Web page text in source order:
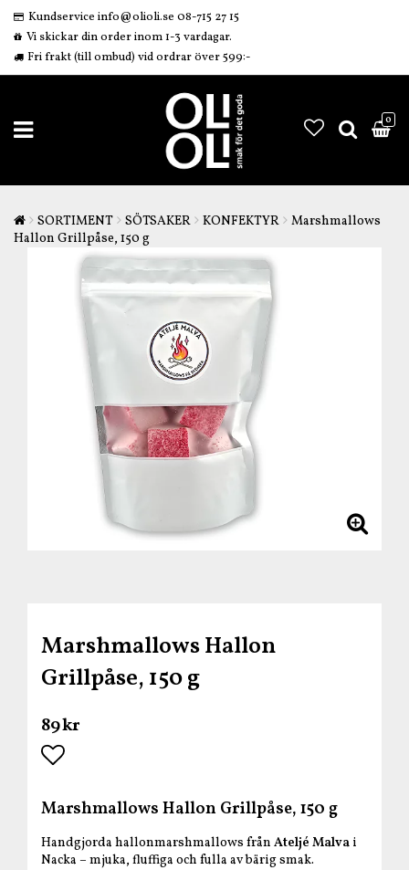
Kundservice info@olioli.se 08-715 27 15
Vi skickar din order inom 1-3 vardagar.
Fri frakt (till ombud) vid ordrar över 599:-
0
SORTIMENT SÖTSAKER KONFEKTYR
Marshmallows
Hallon Grillpåse, 150 g
Marshmallows Hallon
Grillpåse, 150 g
89 kr
Lägg till i favoritlistan
Marshmallows Hallon Grillpåse, 150 g
Handgjorda hallonmarshmallows från Ateljé Malva i
Nacka – mjuka, fluffiga och fulla av bärig smak.